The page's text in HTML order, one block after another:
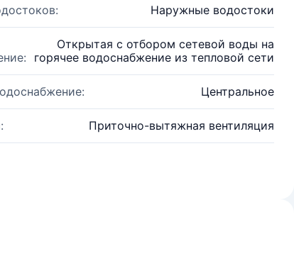
Наружные водостоки
Открытая с отбором сетевой воды на
горячее водоснабжение из тепловой сети
Центральное
Приточно-вытяжная вентиляция